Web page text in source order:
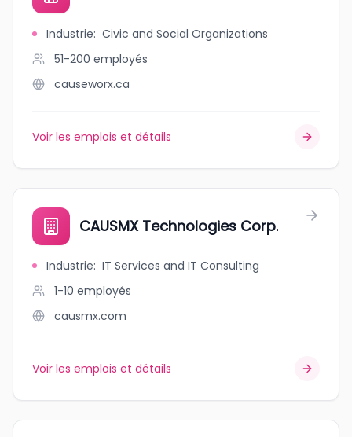
Industrie: Civic and Social Organizations
51-200 employés
causeworx.ca
Voir les emplois et détails
CAUSMX Technologies Corp.
Industrie: IT Services and IT Consulting
1-10 employés
causmx.com
Voir les emplois et détails